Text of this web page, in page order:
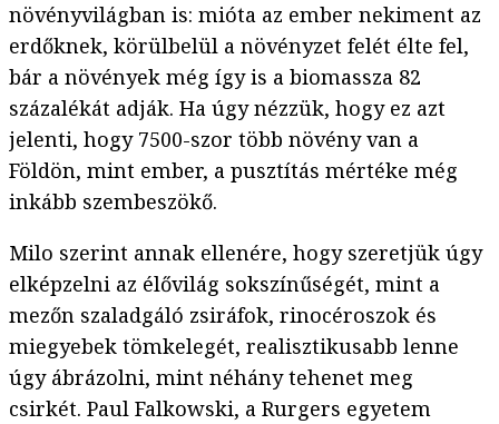
növényvilágban is: mióta az ember nekiment az
erdőknek, körülbelül a növényzet felét élte fel,
bár a növények még így is a biomassza 82
százalékát adják. Ha úgy nézzük, hogy ez azt
jelenti, hogy 7500-szor több növény van a
Földön, mint ember, a pusztítás mértéke még
inkább szembeszökő.
Milo szerint annak ellenére, hogy szeretjük úgy
elképzelni az élővilág sokszínűségét, mint a
mezőn szaladgáló zsiráfok, rinocéroszok és
miegyebek tömkelegét, realisztikusabb lenne
úgy ábrázolni, mint néhány tehenet meg
csirkét. Paul Falkowski, a Rurgers egyetem